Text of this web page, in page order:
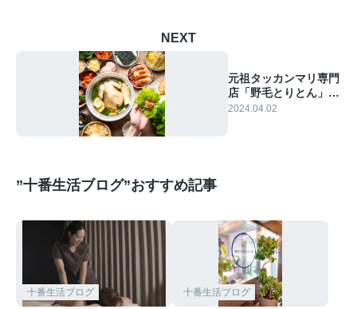
NEXT
元祖タッカンマリ専門
店「野毛とりとん」様
ご紹介
2024.04.02
”十番生活ブログ”おすすめ記事
十番生活ブログ 十番生活ブログ